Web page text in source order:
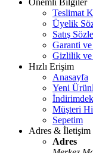
Teslimat
Üyelik
Satış
Garanti
Gizlilik
Hızlı Erişim
Anasayfa
Yeni
Müşteri
Sepetim
Adres & İletişim
Adres